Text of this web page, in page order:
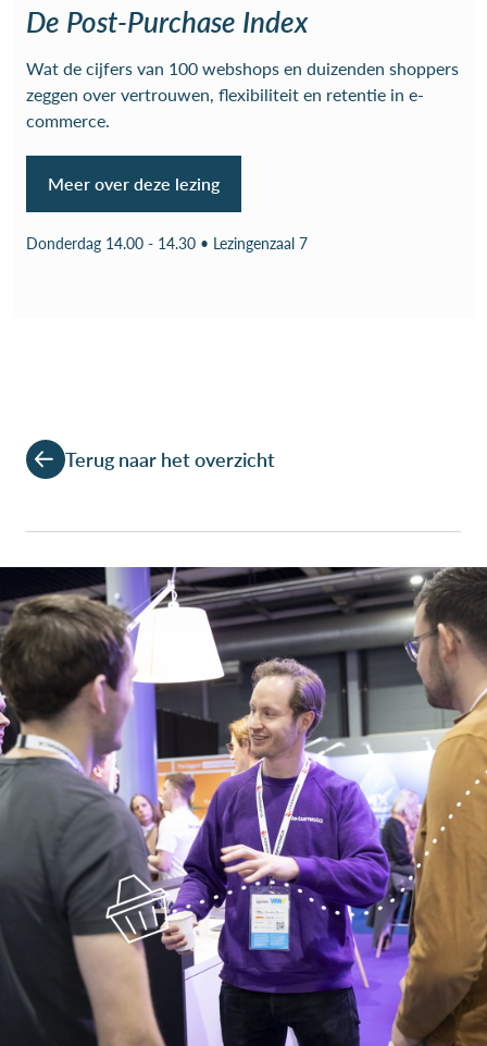
De Post-Purchase Index
Wat de cijfers van 100 webshops en duizenden shoppers
zeggen over vertrouwen, flexibiliteit en retentie in e-
commerce.
Meer over deze lezing
Donderdag 14.00 - 14.30 • Lezingenzaal 7
Terug naar het overzicht